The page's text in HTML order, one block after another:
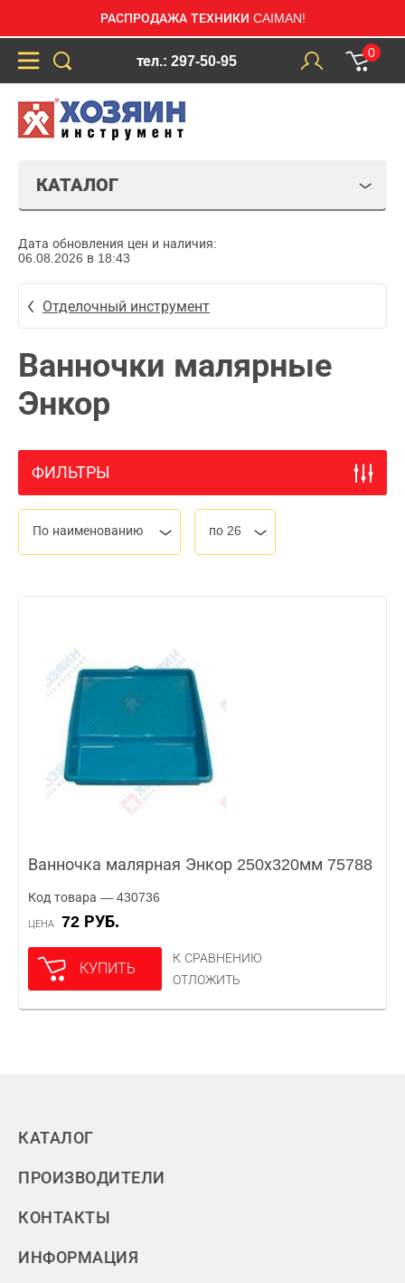
РАСПРОДАЖА ТЕХНИКИ CAIMAN!
тел.: 297-50-95
0
КАТАЛОГ
Дата обновления цен и наличия:
06.08.2026 в 18:43
Отделочный инструмент
Ванночки малярные
Энкор
ФИЛЬТРЫ
По наименованию по 26
Ванночка малярная Энкор 250х320мм 75788
Код товара — 430736
ЦЕНА 72 РУБ.
КУПИТЬ
К СРАВНЕНИЮ
ОТЛОЖИТЬ
КАТАЛОГ
ПРОИЗВОДИТЕЛИ
КОНТАКТЫ
ИНФОРМАЦИЯ